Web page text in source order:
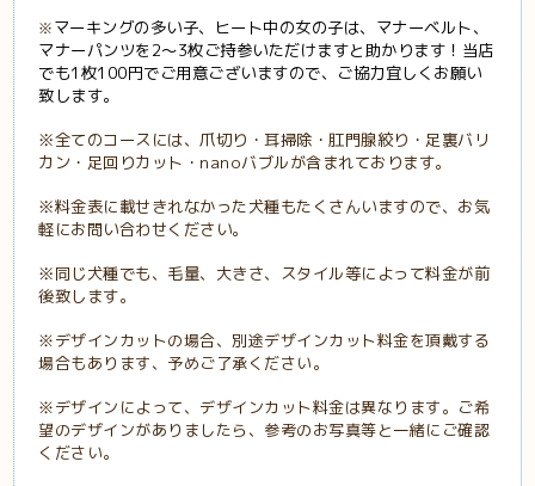
※マーキングの多い子、ヒート中の女の子は、マナーベルト、
マナーパンツを2〜3枚ご持参いただけますと助かります！当店
でも1枚100円でご用意ございますので、ご協力宜しくお願い
致します。
※全てのコースには、爪切り・耳掃除・肛門腺絞り・足裏バリ
カン・足回りカット・nanoバブルが含まれております。
※料金表に載せきれなかった犬種もたくさんいますので、お気
軽にお問い合わせください。
※同じ犬種でも、毛量、大きさ、スタイル等によって料金が前
後致します。
※デザインカットの場合、別途デザインカット料金を頂戴する
場合もあります、予めご了承ください。
※デザインによって、デザインカット料金は異なります。ご希
望のデザインがありましたら、参考のお写真等と一緒にご確認
ください。